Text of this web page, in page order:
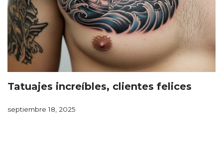
Tatuajes increíbles, clientes felices
septiembre 18, 2025